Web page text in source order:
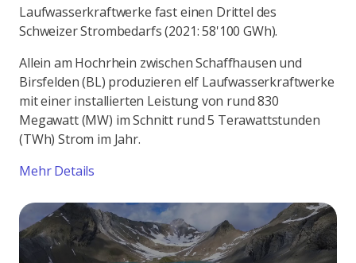
Laufwasserkraftwerke fast einen Drittel des
Schweizer Strombedarfs (2021: 58'100 GWh).
Allein am Hochrhein zwischen Schaffhausen und
Birsfelden (BL) produzieren elf Laufwasserkraftwerke
mit einer installierten Leistung von rund 830
Megawatt (MW) im Schnitt rund 5 Terawattstunden
(TWh) Strom im Jahr.
Mehr Details